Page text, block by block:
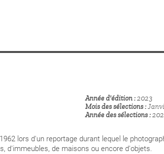
Année d'édition 2023
Mois des sélections
Année des sélections
lors d'un reportage durant lequel le
d'immeubles, de maisons ou encore d'objets.